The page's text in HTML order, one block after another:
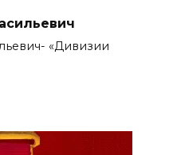
«Дивизии